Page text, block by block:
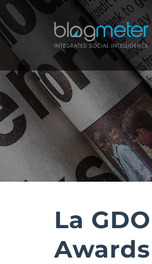
Salta
al
contenuto
La
Awards